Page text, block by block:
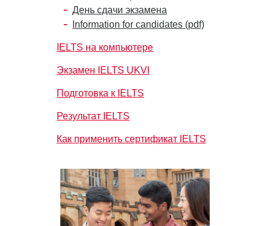
День сдачи экзамена
Information for candidates (pdf)
IELTS на компьютере
Экзамен IELTS UKVI
Подготовка к IELTS
Результат IELTS
Как применить сертификат IELTS